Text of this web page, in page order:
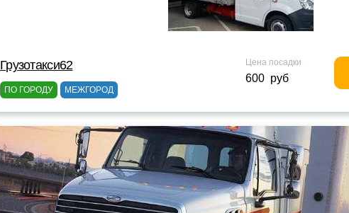
Грузотакси62
ПО ГОРОДУ МЕЖГОРОД
Цена посадки
600 руб